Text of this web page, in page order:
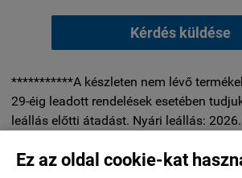
Ez az oldal cookie-kat
Kérdés küldése
***********A készleten nem lévő
29-éig leadott rendelések esetében
leállás előtti átadást. Nyári leállás:
raktár is zárva, valamint a